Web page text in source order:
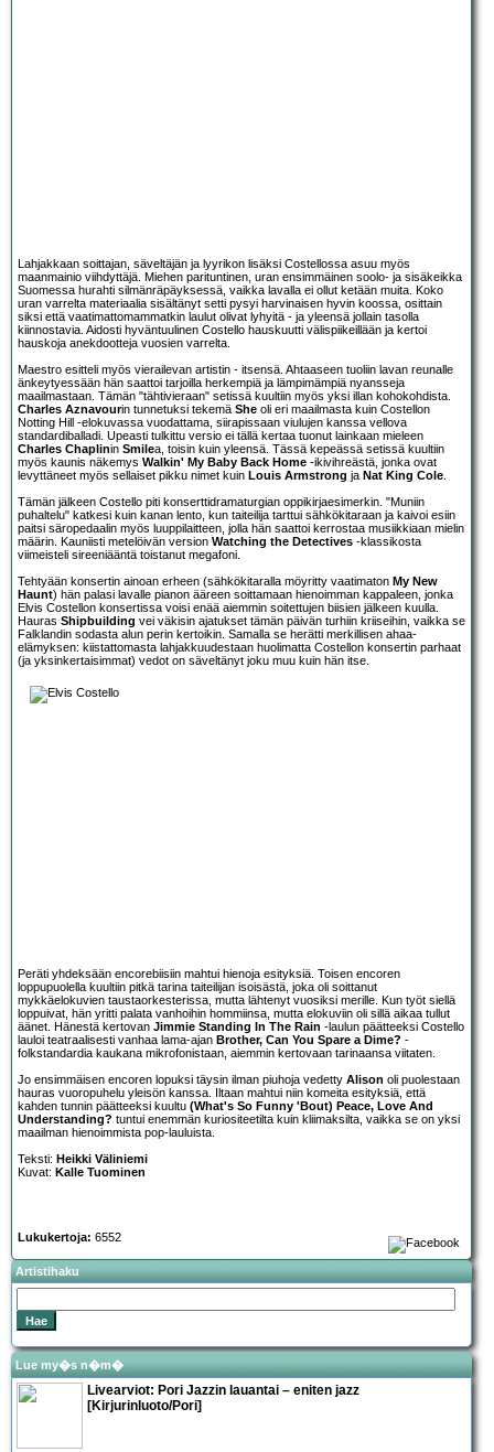
Lahjakkaan soittajan, säveltäjän ja lyyrikon lisäksi Costellossa asuu myös
maanmainio viihdyttäjä. Miehen parituntinen, uran ensimmäinen soolo- ja sisäkeikka
Suomessa hurahti silmänräpäyksessä, vaikka lavalla ei ollut ketään muita. Koko
uran varrelta materiaalia sisältänyt setti pysyi harvinaisen hyvin koossa, osittain
siksi että vaatimattomammatkin laulut olivat lyhyitä - ja yleensä jollain tasolla
kiinnostavia. Aidosti hyväntuulinen Costello hauskuutti välispiikeillään ja kertoi
hauskoja anekdootteja vuosien varrelta.
Maestro esitteli myös vierailevan artistin - itsensä. Ahtaaseen tuoliin lavan reunalle
änkeytyessään hän saattoi tarjoilla herkempiä ja lämpimämpiä nyansseja
maailmastaan. Tämän "tähtivieraan" setissä kuultiin myös yksi illan kohokohdista.
Charles Aznavourin tunnetuksi tekemä She oli eri maailmasta kuin Costellon
Notting Hill -elokuvassa vuodattama, siirapissaan viulujen kanssa vellova
standardiballadi. Upeasti tulkittu versio ei tällä kertaa tuonut lainkaan mieleen
Charles Chaplinin Smilea, toisin kuin yleensä. Tässä kepeässä setissä kuultiin
myös kaunis näkemys Walkin' My Baby Back Home -ikivihreästä, jonka ovat
levyttäneet myös sellaiset pikku nimet kuin Louis Armstrong ja Nat King Cole.
Tämän jälkeen Costello piti konserttidramaturgian oppikirjaesimerkin. "Muniin
puhaltelu" katkesi kuin kanan lento, kun taiteilija tarttui sähkökitaraan ja kaivoi esiin
paitsi säropedaalin myös luuppilaitteen, jolla hän saattoi kerrostaa musiikkiaan mielin
määrin. Kauniisti metelöivän version Watching the Detectives -klassikosta
viimeisteli sireeniääntä toistanut megafoni.
Tehtyään konsertin ainoan erheen (sähkökitaralla möyritty vaatimaton My New
Haunt) hän palasi lavalle pianon ääreen soittamaan hienoimman kappaleen, jonka
Elvis Costellon konsertissa voisi enää aiemmin soitettujen biisien jälkeen kuulla.
Hauras Shipbuilding vei väkisin ajatukset tämän päivän turhiin kriiseihin, vaikka se
Falklandin sodasta alun perin kertoikin. Samalla se herätti merkillisen ahaa-
elämyksen: kiistattomasta lahjakkuudestaan huolimatta Costellon konsertin parhaat
(ja yksinkertaisimmat) vedot on säveltänyt joku muu kuin hän itse.
Peräti yhdeksään encorebiisiin mahtui hienoja esityksiä. Toisen encoren
loppupuolella kuultiin pitkä tarina taiteilijan isoisästä, joka oli soittanut
mykkäelokuvien taustaorkesterissa, mutta lähtenyt vuosiksi merille. Kun työt siellä
loppuivat, hän yritti palata vanhoihin hommiinsa, mutta elokuviin oli sillä aikaa tullut
äänet. Hänestä kertovan Jimmie Standing In The Rain -laulun päätteeksi Costello
lauloi teatraalisesti vanhaa lama-ajan Brother, Can You Spare a Dime? -
folkstandardia kaukana mikrofonistaan, aiemmin kertovaan tarinaansa viitaten.
Jo ensimmäisen encoren lopuksi täysin ilman piuhoja vedetty Alison oli puolestaan
hauras vuoropuhelu yleisön kanssa. Iltaan mahtui niin komeita esityksiä, että
kahden tunnin päätteeksi kuultu (What's So Funny 'Bout) Peace, Love And
Understanding? tuntui enemmän kuriositeetilta kuin kliimaksilta, vaikka se on yksi
maailman hienoimmista pop-lauluista.
Teksti: Heikki Väliniemi
Kuvat: Kalle Tuominen
Lukukertoja: 6552
Artistihaku
Lue my�s n�m�
Livearviot: Pori Jazzin lauantai – eniten jazz
[Kirjurinluoto/Pori]